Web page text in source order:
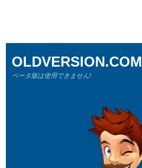
OLDVERSION.COM
ベータ版は使用できません!